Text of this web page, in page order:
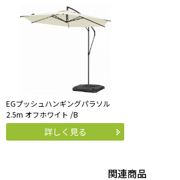
EGプッシュハンギングパラソル
2.5m オフホワイト /B
詳しく見る
関連商品